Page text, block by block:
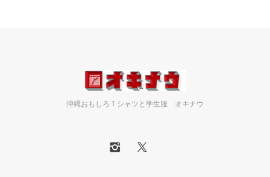
沖縄おもしろＴシャツと学生服 オキナウ